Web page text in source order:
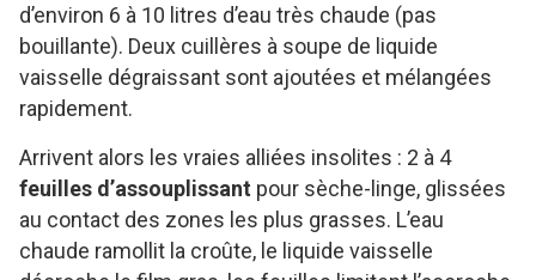
d’environ 6 à 10 litres d’eau très chaude (pas
bouillante). Deux cuillères à soupe de liquide
vaisselle dégraissant sont ajoutées et mélangées
rapidement.
Arrivent alors les vraies alliées insolites : 2 à 4
feuilles d’assouplissant pour sèche-linge, glissées
au contact des zones les plus grasses. L’eau
chaude ramollit la croûte, le liquide vaisselle